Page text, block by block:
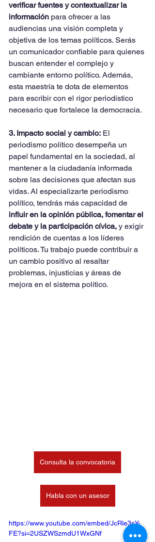
verificar fuentes y contextualizar la
información para ofrecer a las
audiencias una visión completa y
objetiva de los temas políticos. Serás
un comunicador confiable para quienes
buscan entender el complejo y
cambiante entorno político. Además,
esta maestría te dota de elementos
para escribir con el rigor periodístico
necesario que fortalece la democracia.
3. Impacto social y cambio: El
periodismo político desempeña un
papel fundamental en la sociedad, al
mantener a la ciudadanía informada
sobre las decisiones que afectan sus
vidas. Al especializarte periodismo
político, tendrás más capacidad de
influir en la opinión pública, fomentar el
debate y la participación cívica, y exigir
rendición de cuentas a los líderes
políticos. Tu trabajo puede contribuir a
un cambio positivo al resaltar
problemas, injusticias y áreas de
mejora en el sistema político.
Consulta la convocatoria
Habla con un asesor
https://www.youtube.com/embed/JcRle3sY-
FE?si=2USZWSzmdU1WxGNf